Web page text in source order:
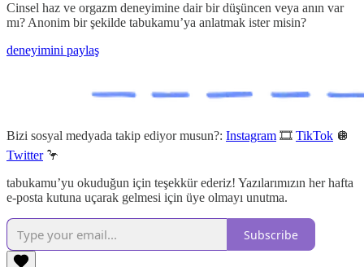
Cinsel haz ve orgazm deneyimine dair bir düşüncen veya anın var
mı? Anonim bir şekilde tabukamu’ya anlatmak ister misin?
deneyimini paylaş
Bizi sosyal medyada takip ediyor musun?: Instagram 🎞 TikTok 🪩
Twitter🦩
tabukamu’yu okuduğun için teşekkür ederiz! Yazılarımızın her hafta
e-posta kutuna uçarak gelmesi için üye olmayı unutma.
Subscribe